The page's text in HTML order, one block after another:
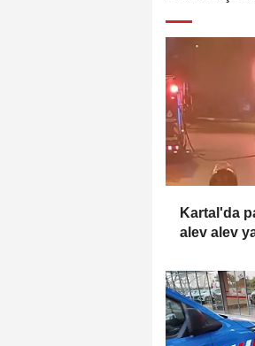
Kartal'da
alev alev